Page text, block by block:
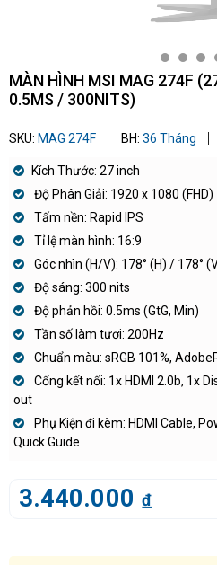
MÀN HÌNH MSI MAG 274F
0.5MS / 300NITS)
SKU: MAG 274F BH: 36 Tháng
Kích Thước: 27 inch
Độ Phân Giải: 1920 x 1080 (FHD)
Tấm nền: Rapid IPS
Tỉ lệ màn hình: 16:9
Góc nhìn (H/V): 178° (H) / 178°
Độ sáng: 300 nits
Độ phản hồi: 0.5ms (GtG, Min)
Tần số làm tươi: 200Hz
Chuẩn màu: sRGB 101%,
Cổng kết nối: 1x HDMI 2.0b, 1x
out
Phụ Kiện đi kèm: HDMI Cable,
Quick Guide
3.440.000 đ